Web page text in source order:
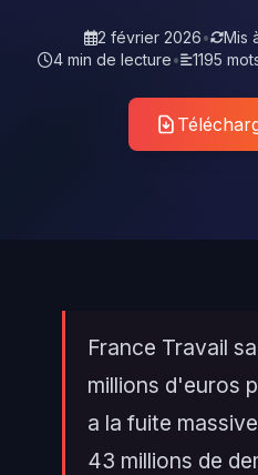
2 février 2026• Mis
4 min de lecture• 1195
France Travail
millions d'euros
a la fuite
43 millions de